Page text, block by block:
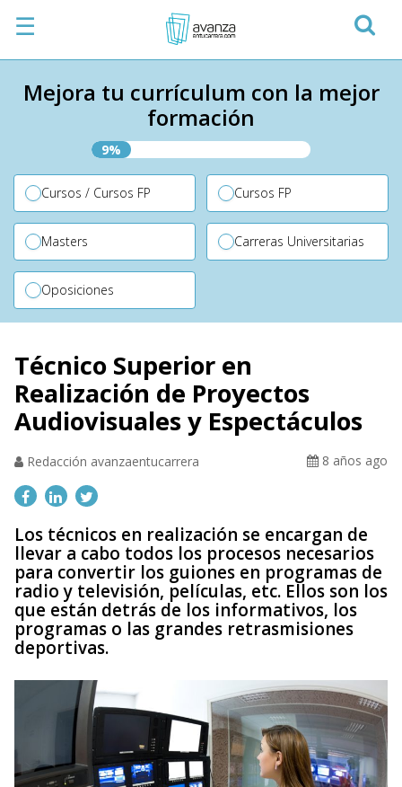
☰
Mejora tu currículum con la mejor
formación
9%
Cursos / Cursos FP Cursos FP
Masters Carreras Universitarias
Oposiciones
Técnico Superior en
Realización de Proyectos
Audiovisuales y Espectáculos
Redacción avanzaentucarrera 8 años ago
Los técnicos en realización se encargan de
llevar a cabo todos los procesos necesarios
para convertir los guiones en programas de
radio y televisión, películas, etc. Ellos son los
que están detrás de los informativos, los
programas o las grandes retrasmisiones
deportivas.